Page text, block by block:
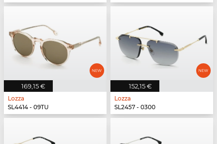
169,15 €
Lozza
SL4414 - 09TU
152,15 €
Lozza
SL2457 - 0300